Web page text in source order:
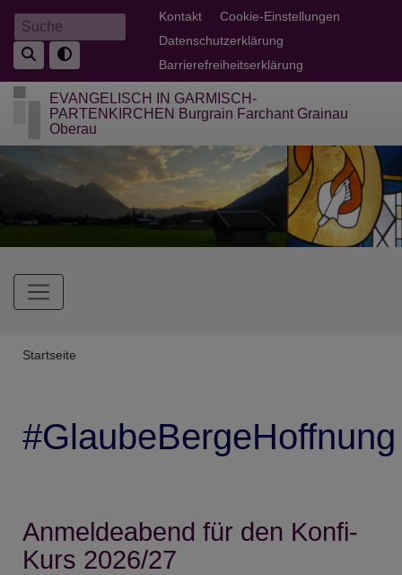
Direkt
zum
Inhalt
Suche Fußbereichsmenü
Kontakt
Cookie-Einstellungen
Datenschutzerklärung
Barrierefreiheitserklärung
EVANGELISCH IN GARMISCH-
PARTENKIRCHEN Burgrain Farchant Grainau
Oberau
Hauptnavigation
Breadcrumb
Startseite
#GlaubeBergeHoffnung
Anmeldeabend für den Konfi-
Kurs 2026/27